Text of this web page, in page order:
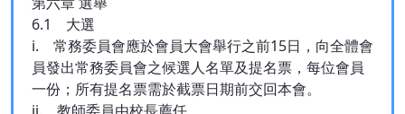
6.1 大選
i. 常務委員會應於會員大會舉行之前15日，向全體會
員發出常務委員會之候選人名單及提名票，每位會員
一份；所有提名票需於截票日期前交回本會。